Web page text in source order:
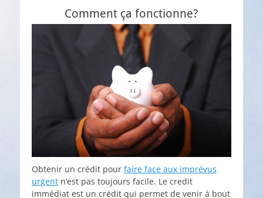
Comment ça fonctionne?
Obtenir un crédit pour faire face aux imprévus
urgent n’est pas toujours facile. Le credit
immédiat est un crédit qui permet de venir à bout